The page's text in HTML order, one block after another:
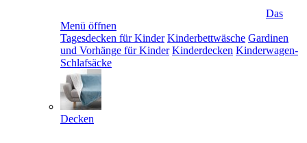
Das
Menü öffnen
Tagesdecken für Kinder Kinderbettwäsche Gardinen
und Vorhänge für Kinder Kinderdecken Kinderwagen-
Schlafsäcke
Decken